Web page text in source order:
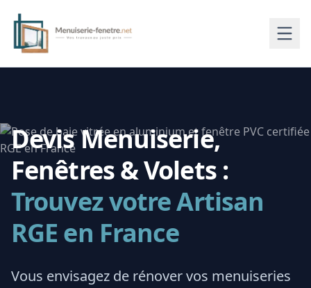
Devis Menuiserie,
Fenêtres & Volets :
Trouvez votre Artisan
RGE en France
Vous envisagez de rénover vos menuiseries